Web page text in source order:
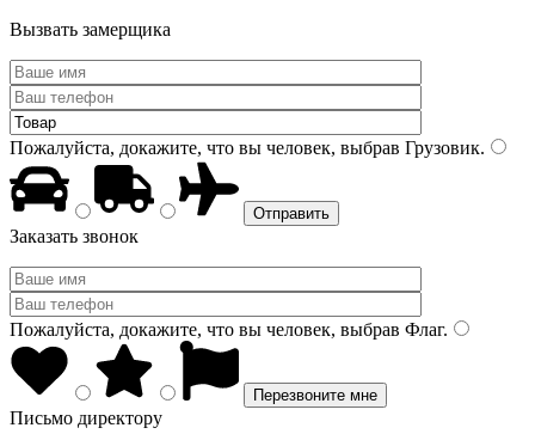
Вызвать замерщика
Пожалуйста, докажите, что вы человек, выбрав Грузовик.
Заказать звонок
Пожалуйста, докажите, что вы человек, выбрав Флаг.
Письмо директору